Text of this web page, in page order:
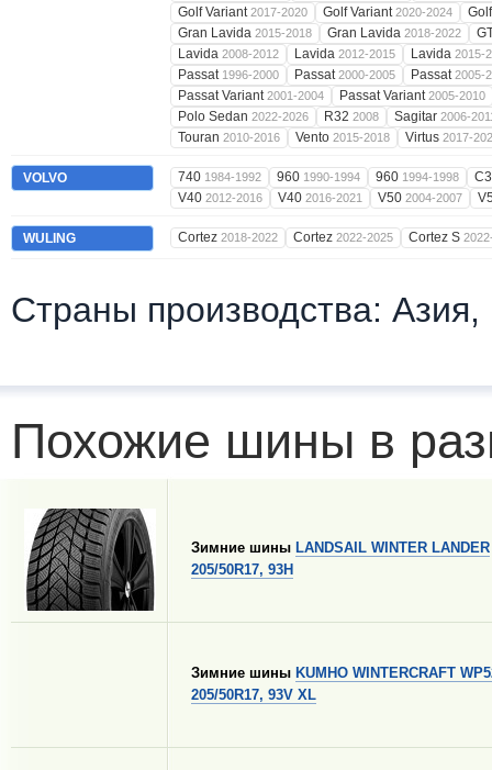
Golf Variant2017-2020 Golf Variant2020-2024
Gran Lavida 2015-2018 Gran Lavida 2018-2022
Lavida 2008-2012 Lavida 2012-2015 Lavida 2015-
Passat 1996-2000 Passat2000-2005 Passat2005-
Passat Variant2001-2004 Passat Variant2005-2010
Polo Sedan 2022-2026 R32 2008 Sagitar 2006-
Touran 2010-2016 Vento 2015-2018 Virtus 2017-
VOLVO 740 1984-1992 960 1990-1994 960 1994-1998
V40 2012-2016 V40 2016-2021 V50 2004-2007
WULING Cortez 2018-2022 Cortez 2022-2025 Cortez S
Страны производства: Азия,
Похожие шины в
Зимние шины LANDSAIL WINTER LANDER
205/50R17, 93H
Зимние шины KUMHO WINTERCRAFT
205/50R17, 93V XL